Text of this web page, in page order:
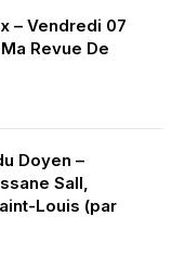
– Vendredi 07
Revue De
Doyen –
Sall,
Louis (par